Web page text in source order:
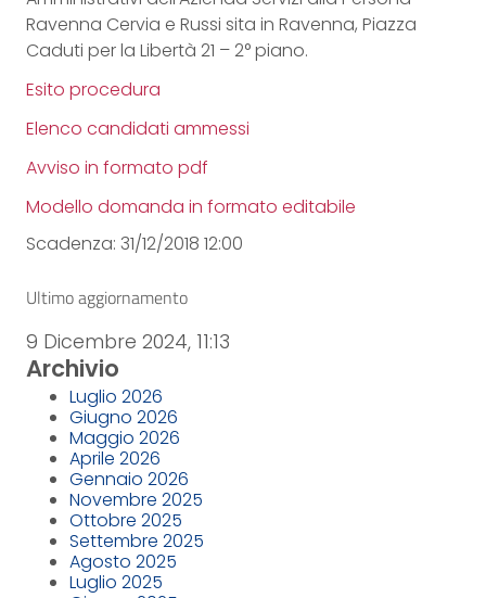
Ravenna Cervia e Russi sita in Ravenna, Piazza
Caduti per la Libertà 21 – 2° piano.
Esito procedura
Elenco candidati ammessi
Avviso in formato pdf
Modello domanda in formato editabile
Scadenza: 31/12/2018 12:00
Ultimo aggiornamento
9 Dicembre 2024, 11:13
Archivio
Luglio 2026
Giugno 2026
Maggio 2026
Aprile 2026
Gennaio 2026
Novembre 2025
Ottobre 2025
Settembre 2025
Agosto 2025
Luglio 2025